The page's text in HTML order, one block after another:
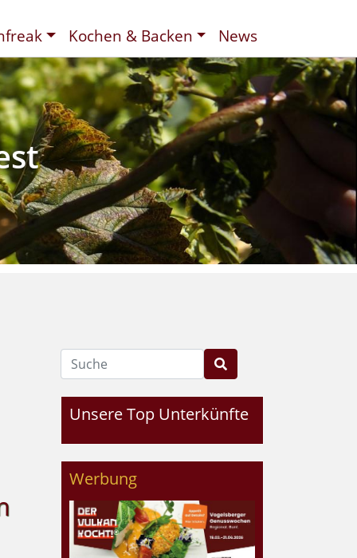
Kochen & Backen News
Suche
Unsere Top Unterkünfte
Werbung